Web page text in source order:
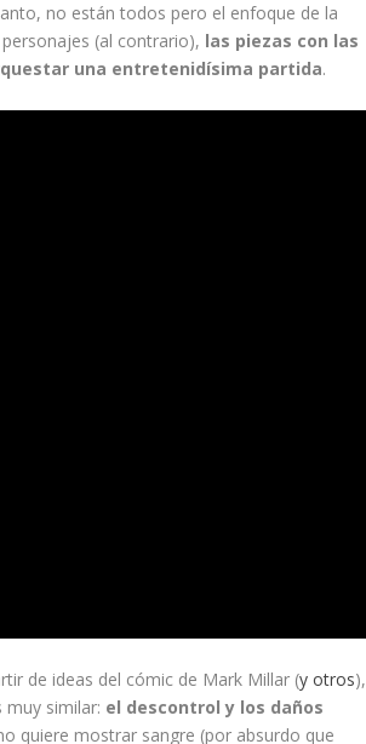
no están todos pero el enfoque de la
(al contrario), las piezas con las
una entretenidísima partida.
de ideas del cómic de Mark Millar (y otros),
muy similar: el descontrol y los daños
quiere mostrar sangre (por absurdo que